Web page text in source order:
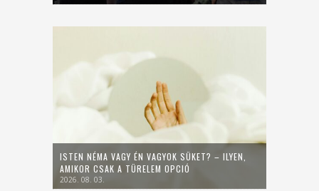
ISTEN NÉMA VAGY ÉN VAGYOK SÜKET? – ILYEN,
AMIKOR CSAK A TÜRELEM OPCIÓ
2026. 08. 03.